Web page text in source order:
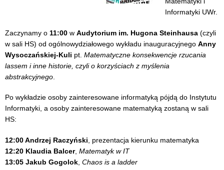
Informatyki UWr.
Zaczynamy o 11:00 w Audytorium im. Hugona Steinhausa (czyli
w sali HS) od ogólnowydziałowego wykładu inauguracyjnego Anny
Wysoczańskiej-Kuli pt. Matematyczne konsekwencje rzucania
lassem i inne historie, czyli o korzyściach z myślenia
abstrakcyjnego
Po wykładzie osoby zainteresowane informatyką pójdą do Instytutu
Informatyki, a osoby zainteresowane matematyką zostaną w sali
HS:
12:00 Andrzej Raczyński , prezentacja kierunku matematyka
12:20 Klaudia Balcer, Matematyk w IT
13:05 Jakub Gogolok Chaos is a ladder